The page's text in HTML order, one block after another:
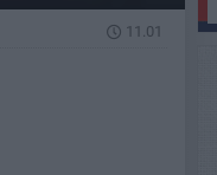
11.01